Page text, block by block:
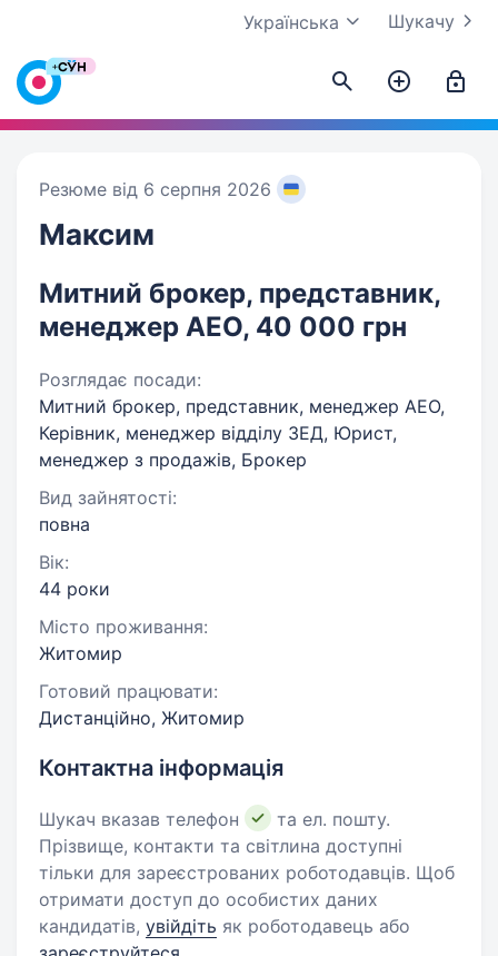
Шукачу
Українська
Резюме від 6 серпня 2026
Максим
Митний брокер, представник,
менеджер АЕО, 40 000 грн
Розглядає посади:
Митний брокер, представник, менеджер АЕО,
Керівник, менеджер відділу ЗЕД, Юрист,
менеджер з продажів, Брокер
Вид зайнятості:
повна
Вік:
44 роки
Місто проживання:
Житомир
Готовий працювати:
Дистанційно, Житомир
Контактна інформація
Шукач вказав телефон
та ел. пошту.
Прізвище, контакти та світлина доступні
тільки для зареєстрованих роботодавців. Щоб
отримати доступ до особистих даних
кандидатів, увійдіть як роботодавець або